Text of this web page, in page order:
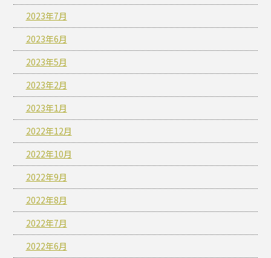
2023年7月
2023年6月
2023年5月
2023年2月
2023年1月
2022年12月
2022年10月
2022年9月
2022年8月
2022年7月
2022年6月